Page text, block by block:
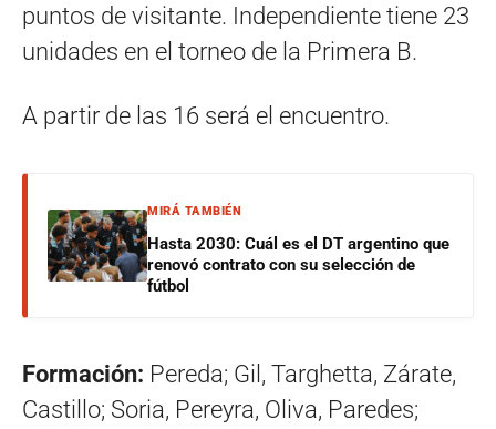
puntos de visitante. Independiente tiene 23
unidades en el torneo de la Primera B.
A partir de las 16 será el encuentro.
MIRÁ TAMBIÉN
Hasta 2030: Cuál es el DT argentino que
renovó contrato con su selección de
fútbol
Formación: Pereda; Gil, Targhetta, Zárate,
Castillo; Soria, Pereyra, Oliva, Paredes;